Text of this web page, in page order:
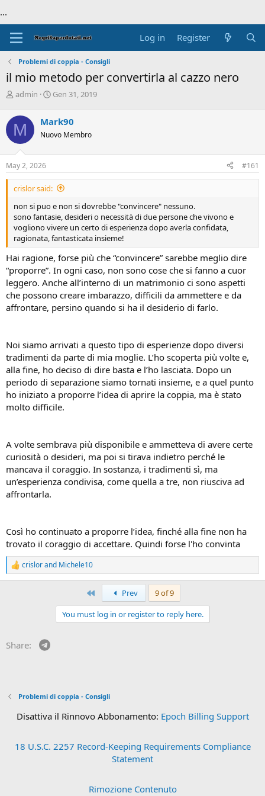
...
Log in Register
Problemi di coppia - Consigli
il mio metodo per convertirla al cazzo nero
T
r
e
a
d
s
t
a
r
e
r
admin
S
r
t
a
e
Gen 31, 2019
M Mark90
Nuovo Membro
May 2, 2026 #161
crislor said:
non si puo e non si dovrebbe "convincere" nessuno.
sono fantasie, desideri o necessità di due persone che vivono e
vogliono vivere un certo di esperienza dopo averla confidata,
ragionata, fantasticata insieme!
Hai ragione, forse più che “convincere” sarebbe meglio dire
“proporre”. In ogni caso, non sono cose che si fanno a cuor
leggero. Anche all’interno di un matrimonio ci sono aspetti
che possono creare imbarazzo, difficili da ammettere e da
affrontare, persino quando si ha il desiderio di farlo.
Noi siamo arrivati a questo tipo di esperienze dopo diversi
tradimenti da parte di mia moglie. L’ho scoperta più volte e,
alla fine, ho deciso di dire basta e l’ho lasciata. Dopo un
periodo di separazione siamo tornati insieme, e a quel punto
ho iniziato a proporre l’idea di aprire la coppia, ma è stato
molto difficile.
A volte sembrava più disponibile e ammetteva di avere certe
curiosità o desideri, ma poi si tirava indietro perché le
mancava il coraggio. In sostanza, i tradimenti sì, ma
un’esperienza condivisa, come quella a tre, non riusciva ad
affrontarla.
Così ho continuato a proporre l’idea, finché alla fine non ha
trovato il coraggio di accettare. Quindi forse l'ho convinta
R
e
s
crislorand Michele10
Prev
9 of 9
You must log in or register to reply here.
Share:
Problemi di coppia - Consigli
Disattiva il Rinnovo Abbonamento: Epoch Billing Support
18 U.S.C. 2257 Record-Keeping Requirements Compliance
Statement
Rimozione Contenuto